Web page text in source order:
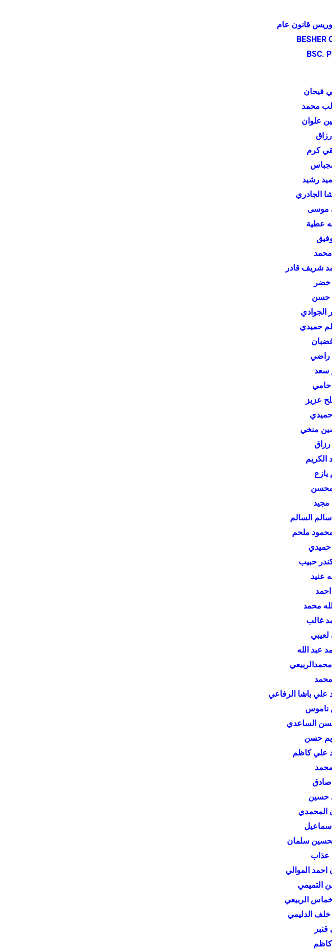
قانون عام
BESHER
BSC.
فيحان
محمد
علوان
كرم
رشيد
الجادري
موسى
عطية
شريف قادر
خضر
حسن
الجوادي
حميدي
راضي
سعد
حامي
عزيز
منخي
الكريم
محسن
السالم
ملحم
حبيب
عنيد
احمد
محمد
غالب
عبد الله
باشا الرفاعي
ناموس
الساعدي
حسن
علي كاظم
صادق
حسين
المحمدي
سلمان
عذاب
الموالي
الربيعي
الدليمي
كاظم